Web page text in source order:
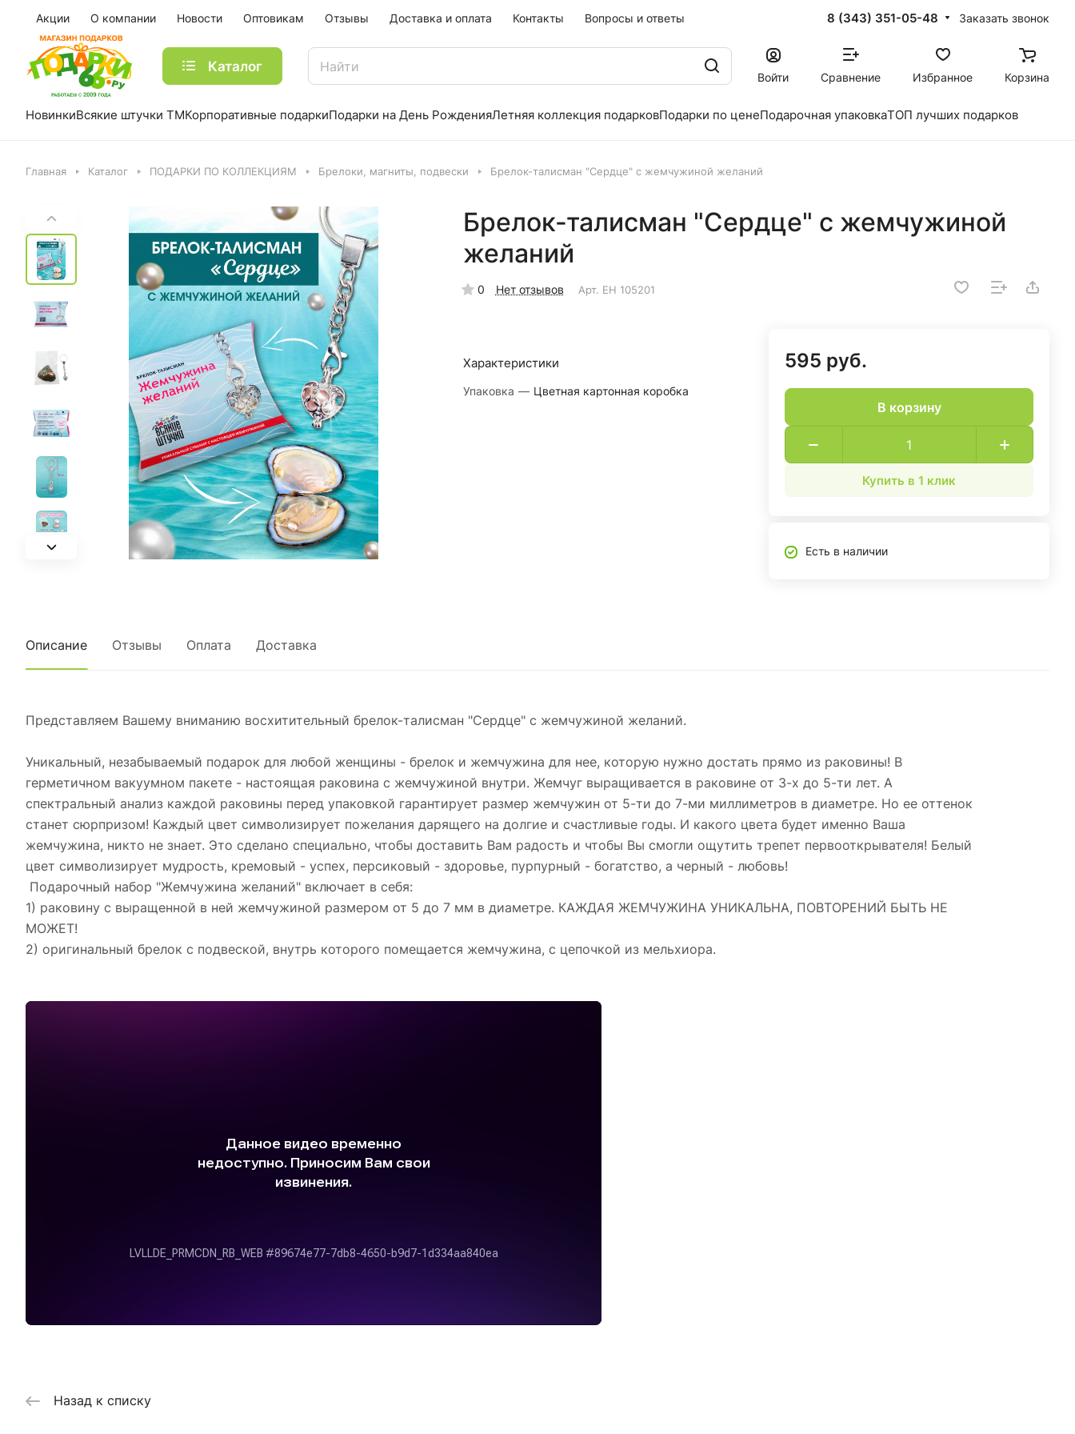
Акции О компании Новости Оптовикам Отзывы Доставка и оплата Контакты Вопросы и ответы 8 (343) 351-05-48 Заказать звонок
Каталог
Войти Сравнение Избранное Корзина
НовинкиВсякие штучки ТМКорпоративные подаркиПодарки на День РожденияЛетняя коллекция подарковПодарки по ценеПодарочная упаковкаТОП лучших подарков
Главная Каталог ПОДАРКИ ПО КОЛЛЕКЦИЯМ Брелоки, магниты, подвески Брелок-талисман "Сердце" с жемчужиной желаний
Брелок-талисман "Сердце" с жемчужиной
желаний
0 Нет отзывов Арт. EH 105201
Характеристики
Упаковка — Цветная картонная коробка
595 руб.
В корзину
Купить в 1 клик
Есть в наличии
Описание Отзывы Оплата Доставка
Представляем Вашему вниманию восхитительный брелок-талисман "Сердце" с жемчужиной желаний.
Уникальный, незабываемый подарок для любой женщины - брелок и жемчужина для нее, которую нужно достать прямо из раковины! В
герметичном вакуумном пакете - настоящая раковина с жемчужиной внутри. Жемчуг выращивается в раковине от 3-х до 5-ти лет. А
спектральный анализ каждой раковины перед упаковкой гарантирует размер жемчужин от 5-ти до 7-ми миллиметров в диаметре. Но ее оттенок
станет сюрпризом! Каждый цвет символизирует пожелания дарящего на долгие и счастливые годы. И какого цвета будет именно Ваша
жемчужина, никто не знает. Это сделано специально, чтобы доставить Вам радость и чтобы Вы смогли ощутить трепет первооткрывателя! Белый
цвет символизирует мудрость, кремовый - успех, персиковый - здоровье, пурпурный - богатство, а черный - любовь!
Подарочный набор "Жемчужина желаний" включает в себя:
1) раковину с выращенной в ней жемчужиной размером от 5 до 7 мм в диаметре. КАЖДАЯ ЖЕМЧУЖИНА УНИКАЛЬНА, ПОВТОРЕНИЙ БЫТЬ НЕ
МОЖЕТ!
2) оригинальный брелок с подвеской, внутрь которого помещается жемчужина, с цепочкой из мельхиора.
Назад к списку